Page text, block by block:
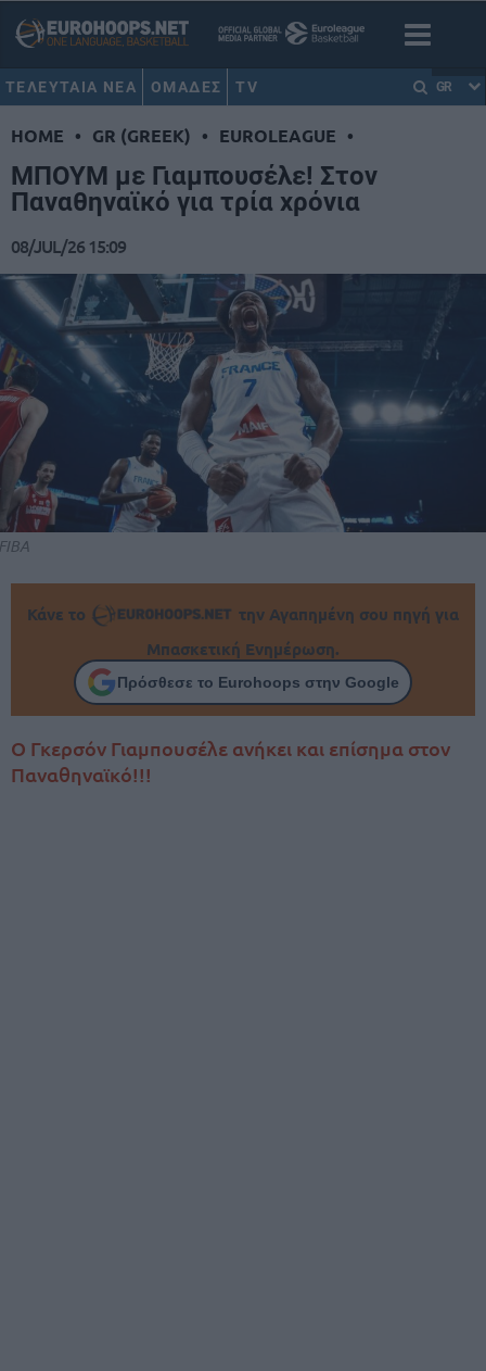
ΤΕΛΕΥΤΑΙΑ ΝΕΑ ΟΜΑΔΕΣ TV GR
HOME • GR (GREEK) • EUROLEAGUE •
ΜΠΟΥΜ με Γιαμπουσέλε! Στον
Παναθηναϊκό για τρία χρόνια
08/JUL/26 15:09
Κάνε το
την Αγαπημένη σου πηγή για
Μπασκετική Ενημέρωση.
Πρόσθεσε το Eurohoops στην Google
Ο Γκερσόν Γιαμπουσέλε ανήκει και επίσημα στον
Παναθηναϊκό!!!